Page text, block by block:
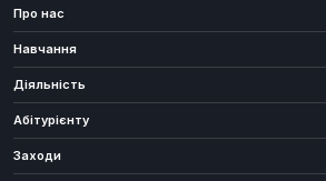
Про нас
Навчання
Діяльність
Абітурієнту
Заходи